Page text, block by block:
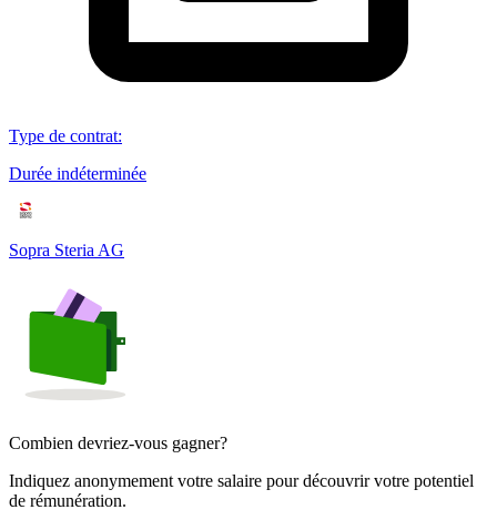
Type de contrat:
Durée indéterminée
Sopra Steria AG
Combien devriez-vous gagner?
Indiquez anonymement votre salaire pour découvrir votre potentiel
de rémunération.